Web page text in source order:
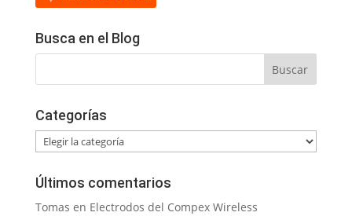
Busca en el Blog
Categorías
Categorías
Últimos comentarios
Tomas en Electrodos del Compex Wireless